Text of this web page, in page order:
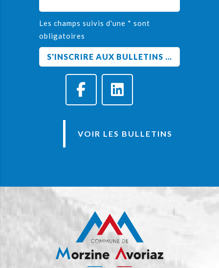
Les champs suivis d'une * sont
obligatoires
VOIR LES BULLETINS